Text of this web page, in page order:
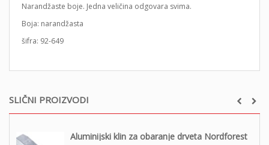
SLIČNI PROIZVODI
Aluminijski klin za obaranje drveta Nordforest
Narandžaste boje. Jedna veličina odgovara svima.
Boja: narandžasta
šifra: 92-649